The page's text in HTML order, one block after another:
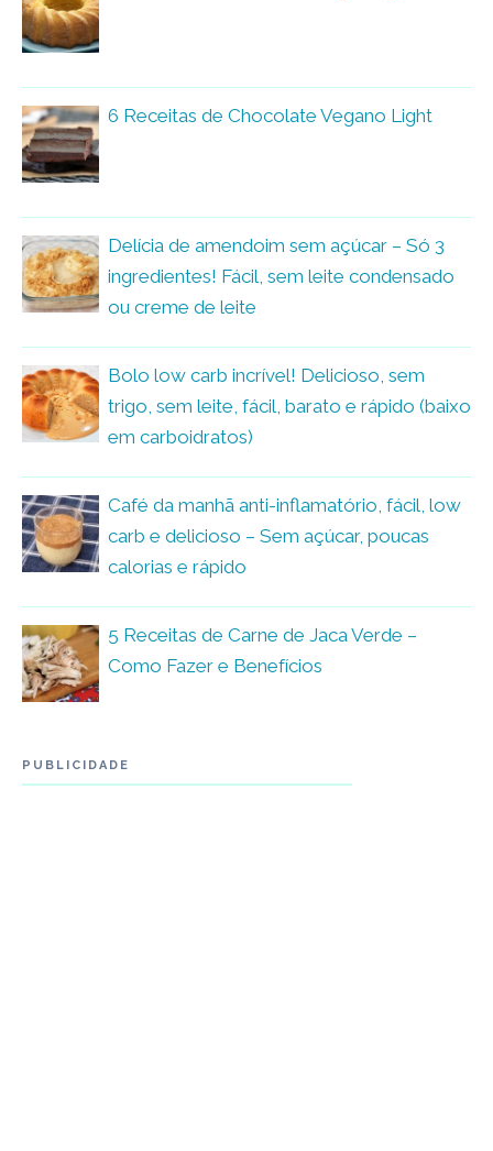
6 Receitas de Chocolate Vegano Light
Delícia de amendoim sem açúcar – Só 3
ingredientes! Fácil, sem leite condensado
ou creme de leite
Bolo low carb incrível! Delicioso, sem
trigo, sem leite, fácil, barato e rápido (baixo
em carboidratos)
Café da manhã anti-inflamatório, fácil, low
carb e delicioso – Sem açúcar, poucas
calorias e rápido
5 Receitas de Carne de Jaca Verde –
Como Fazer e Benefícios
PUBLICIDADE